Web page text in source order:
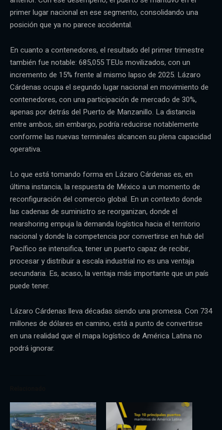
primer lugar nacional en ese segmento, consolidando una
posición que ya no parece accidental.
En cuanto a contenedores, el resultado del primer trimestre
también fue notable: 685,055 TEUs movilizados, con un
incremento de 15% frente al mismo lapso de 2025. Lázaro
Cárdenas ocupa el segundo lugar nacional en movimiento de
contenedores, con una participación de mercado de 30%,
apenas por detrás del Puerto de Manzanillo. La distancia
entre ambos, sin embargo, podría reducirse notablemente
conforme las nuevas terminales alcancen su plena capacidad
operativa.
Lo que está tomando forma en Lázaro Cárdenas es, en
última instancia, la respuesta de México a un momento de
reconfiguración del comercio global. En un contexto donde
las cadenas de suministro se reorganizan, donde el
nearshoring empuja la demanda logística hacia el territorio
nacional y donde la competencia por convertirse en hub del
Pacífico se intensifica, tener un puerto capaz de recibir,
procesar y distribuir a escala industrial no es una ventaja
secundaria. Es, acaso, la ventaja más importante que un país
puede tener.
Lázaro Cárdenas lleva décadas siendo una promesa. Con 734
millones de dólares en camino, está a punto de convertirse
en una realidad que el mapa logístico de América Latina no
podrá ignorar.